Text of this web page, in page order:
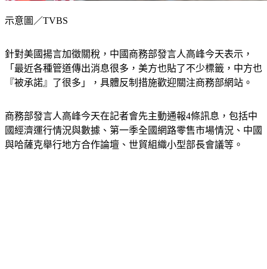
示意圖／TVBS
針對美國揚言加徵關稅，中國商務部發言人高峰今天表示，
「最近各種管道傳出消息很多，美方也貼了不少標籤，中方也
『被承諾』了很多」，具體反制措施歡迎關注商務部網站。
商務部發言人高峰今天在記者會先主動通報4條訊息，包括中
國經濟運行情況與數據、第一季全國網路零售市場情況、中國
與哈薩克舉行地方合作論壇、世貿組織小型部長會議等。